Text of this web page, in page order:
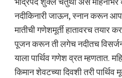
नदीकिनारी जाऊन, स्नान करून
मातीची गणेशमूर्ती हातावरच तयार
पूजन करून ती लगेच नदीतच
याला पार्थिव गणेश व्रत म्हणतात.
किमान शेवटच्या दिवशी तरी पार्थिव